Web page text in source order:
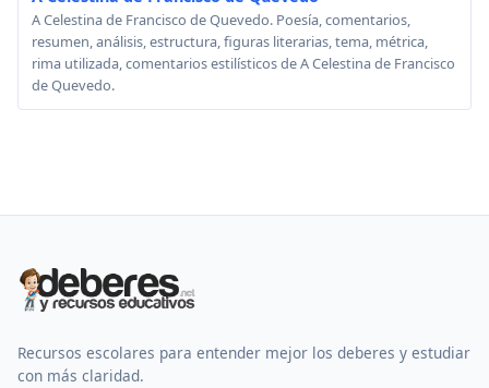
A Celestina de Francisco de Quevedo. Poesía, comentarios,
resumen, análisis, estructura, figuras literarias, tema, métrica,
rima utilizada, comentarios estilísticos de A Celestina de Francisco
de Quevedo.
Recursos escolares para entender mejor los deberes y estudiar
con más claridad.